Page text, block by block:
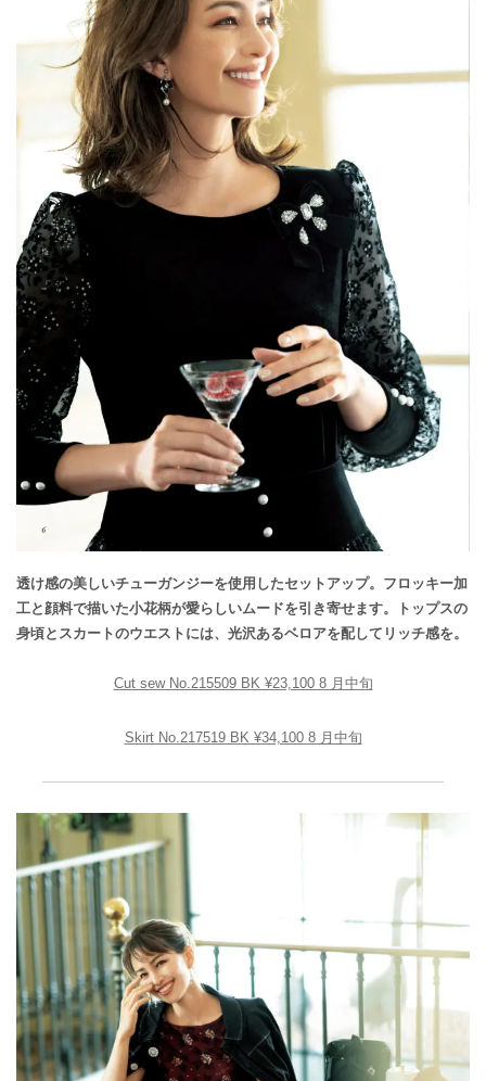
透け感の美しいチューガンジーを使用したセットアップ。フロッキー加
工と顔料で描いた小花柄が愛らしいムードを引き寄せます。トップスの
身頃とスカートのウエストには、光沢あるベロアを配してリッチ感を。
Cut sew No.215509 BK ¥23,100 8 月中旬
Skirt No.217519 BK ¥34,100 8 月中旬